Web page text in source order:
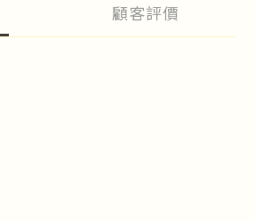
顧客評價